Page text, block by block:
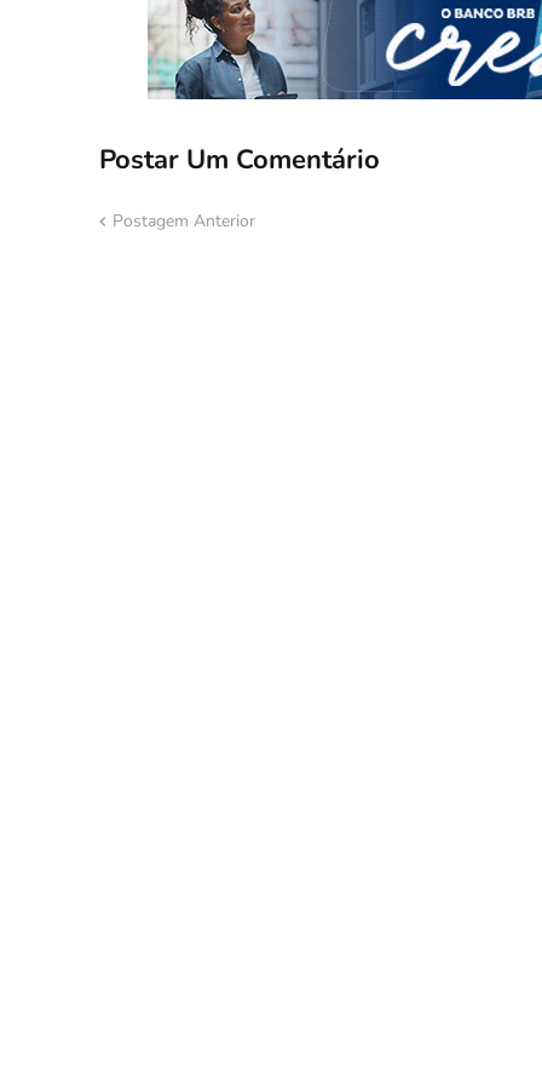
Postar Um Comentário
Postagem Anterior